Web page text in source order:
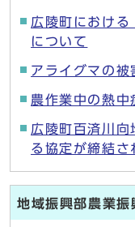
広陵町における
について
アライグマの被
農作業中の熱中
広陵町百済川向
る協定が締結さ
地域振興部農業